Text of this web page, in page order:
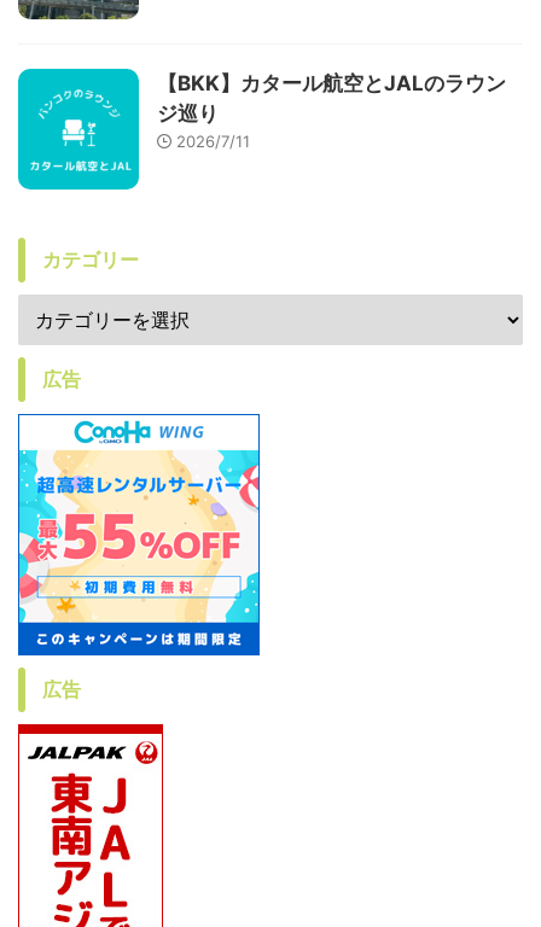
【BKK】カタール航空とJALのラウン
ジ巡り
2026/7/11
カテゴリー
広告
広告